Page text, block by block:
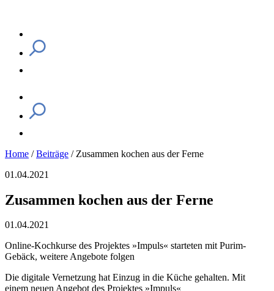
Home /Beiträge / Zusammen kochen aus der Ferne
01.04.2021
Zusammen kochen aus der Ferne
01.04.2021
Online-Kochkurse des Projektes »Impuls« starteten mit Purim-
Gebäck, weitere Angebote folgen
Die digitale Vernetzung hat Einzug in die Küche gehalten. Mit
einem neuen Angebot des Projektes »Impuls«